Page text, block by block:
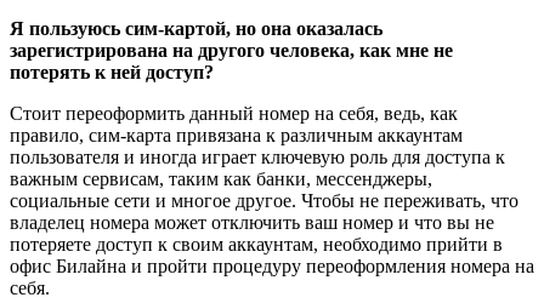
Я пользуюсь сим-картой, но она оказалась
зарегистрирована на другого человека, как мне не
потерять к ней доступ?
Стоит переоформить данный номер на себя, ведь, как
правило, сим-карта привязана к различным аккаунтам
пользователя и иногда играет ключевую роль для доступа к
важным сервисам, таким как банки, мессенджеры,
социальные сети и многое другое. Чтобы не переживать, что
владелец номера может отключить ваш номер и что вы не
потеряете доступ к своим аккаунтам, необходимо прийти в
офис Билайна и пройти процедуру переоформления номера на
себя.